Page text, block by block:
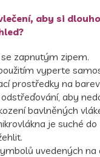
aby si
zapnutým zipem.
vyperte
prostředky na
aby
bavlněných
je suché
uvedených na